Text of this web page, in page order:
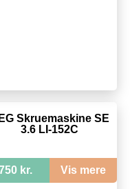
Skruemaskine SE
3.6 LI-152C
kr. Vis mere